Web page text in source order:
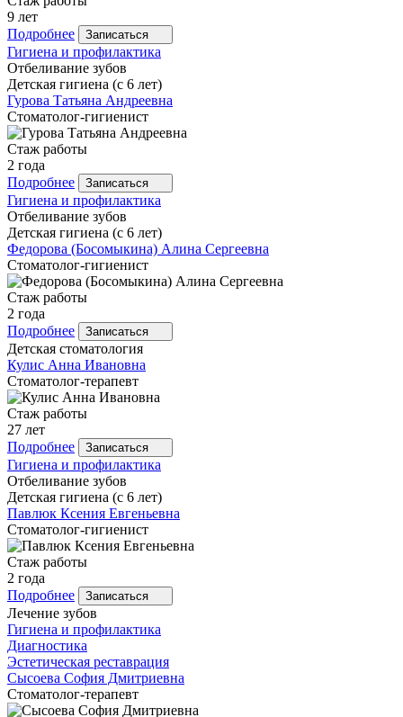
9 лет
Подробнее
Записаться
Гигиена и профилактика
Отбеливание зубов
Детская гигиена (с 6 лет)
Гурова Татьяна Андреевна
Стоматолог-гигиенист
Стаж работы
2 года
Подробнее
Записаться
Гигиена и профилактика
Отбеливание зубов
Детская гигиена (с 6 лет)
Федорова (Босомыкина) Алина Сергеевна
Стоматолог-гигиенист
Стаж работы
2 года
Подробнее
Записаться
Детская стоматология
Кулис Анна Ивановна
Стоматолог-терапевт
Стаж работы
27 лет
Подробнее
Записаться
Гигиена и профилактика
Отбеливание зубов
Детская гигиена (с 6 лет)
Павлюк Ксения Евгеньевна
Стоматолог-гигиенист
Стаж работы
2 года
Подробнее
Записаться
Лечение зубов
Гигиена и профилактика
Диагностика
Эстетическая реставрация
Сысоева София Дмитриевна
Стоматолог-терапевт